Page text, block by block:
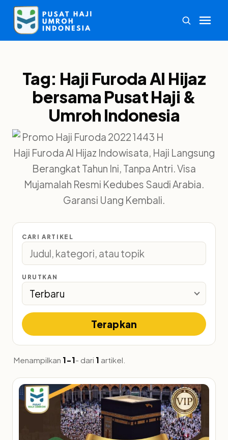
Tag: Haji Furoda Al Hijaz
bersama Pusat Haji &
Umroh Indonesia
Haji Furoda Al Hijaz Indowisata, Haji Langsung
Berangkat Tahun Ini, Tanpa Antri. Visa
Mujamalah Resmi Kedubes Saudi Arabia.
Garansi Uang Kembali.
CARI ARTIKEL
URUTKAN
Terapkan
Menampilkan 1-1- dari 1 artikel.